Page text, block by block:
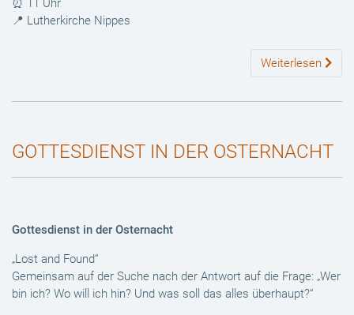
⏰ 11 Uhr
📍 Lutherkirche Nippes
Weiterlesen
GOTTESDIENST IN DER OSTERNACHT
Gottesdienst in der Osternacht
„Lost and Found“
Gemeinsam auf der Suche nach der Antwort auf die Frage: „Wer
bin ich? Wo will ich hin? Und was soll das alles überhaupt?“